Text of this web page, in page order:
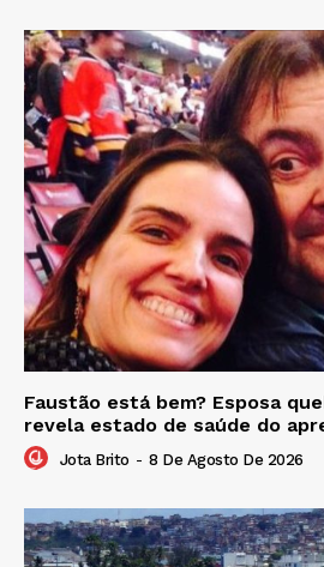
Faustão está bem? Esposa
revela estado de saúde do
Jota Brito - 8 De Agosto De 2026